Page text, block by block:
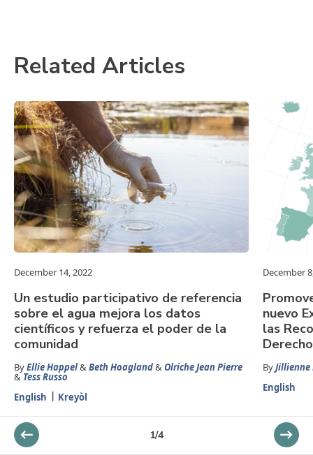
Related Articles
December 14, 2022
Un estudio participativo de referencia
sobre el agua mejora los datos
científicos y refuerza el poder de la
comunidad
ByEllie Happel& Beth Hoagland& Olriche Jean Pierre
&Tess Russo
English
Kreyòl
December
nuevo
las
By
English
1/4